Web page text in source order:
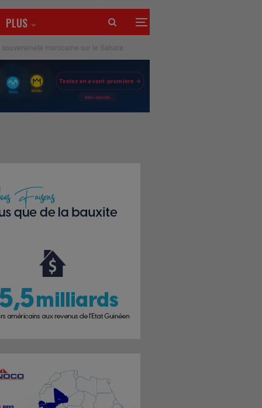
PLUS
marocaine sur le Sahara